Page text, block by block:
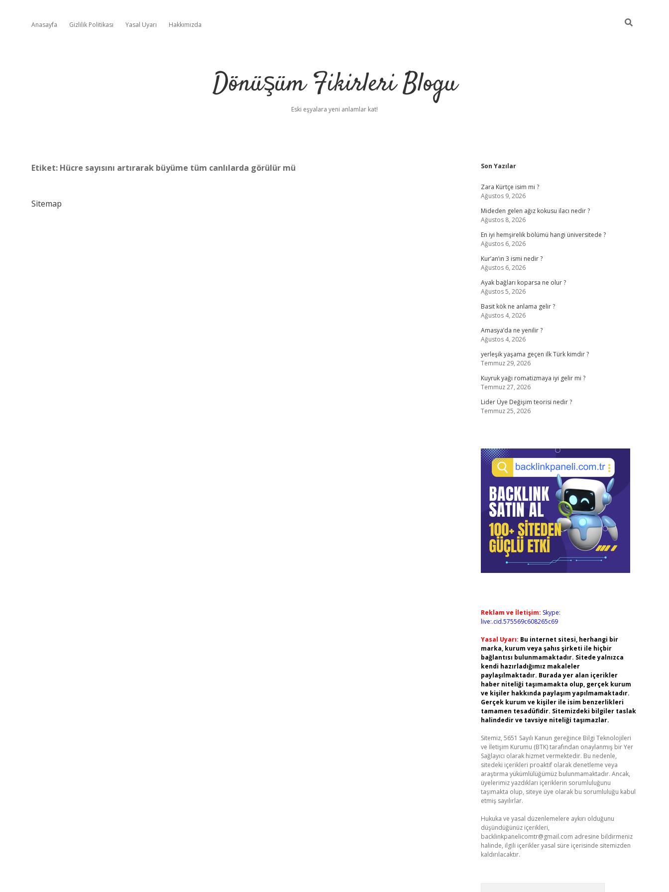
Anasayfa Gizlilik Politikası Yasal Uyarı Hakkımızda
Dönüşüm Fikirleri Blogu
Eski eşyalara yeni anlamlar kat!
Etiket: Hücre sayısını artırarak büyüme tüm canlılarda görülür mü
Sitemap
Sidebar
Son Yazılar
Zara Kürtçe isim mi ?
Ağustos 9, 2026
Mideden gelen ağız kokusu ilacı nedir ?
Ağustos 8, 2026
En iyi hemşirelik bölümü hangi üniversitede ?
Ağustos 6, 2026
Kur’an’ın 3 ismi nedir ?
Ağustos 6, 2026
Ayak bağları koparsa ne olur ?
Ağustos 5, 2026
Basit kök ne anlama gelir ?
Ağustos 4, 2026
Amasya’da ne yenilir ?
Ağustos 4, 2026
yerleşik yaşama geçen ilk Türk kimdir ?
Temmuz 29, 2026
Kuyruk yağı romatizmaya iyi gelir mi ?
Temmuz 27, 2026
Lider Üye Değişim teorisi nedir ?
Temmuz 25, 2026
Reklam ve İletişim: Skype:
live:.cid.575569c608265c69
Yasal Uyarı: Bu internet sitesi, herhangi bir
marka, kurum veya şahıs şirketi ile hiçbir
bağlantısı bulunmamaktadır. Sitede yalnızca
kendi hazırladığımız makaleler
paylaşılmaktadır. Burada yer alan içerikler
haber niteliği taşımamakta olup, gerçek kurum
ve kişiler hakkında paylaşım yapılmamaktadır.
Gerçek kurum ve kişiler ile isim benzerlikleri
tamamen tesadüfidir. Sitemizdeki bilgiler taslak
halindedir ve tavsiye niteliği taşımazlar.
Sitemiz, 5651 Sayılı Kanun gereğince Bilgi Teknolojileri
ve İletişim Kurumu (BTK) tarafından onaylanmış bir Yer
Sağlayıcı olarak hizmet vermektedir. Bu nedenle,
sitedeki içerikleri proaktif olarak denetleme veya
araştırma yükümlülüğümüz bulunmamaktadır. Ancak,
üyelerimiz yazdıkları içeriklerin sorumluluğunu
taşımakta olup, siteye üye olarak bu sorumluluğu kabul
etmiş sayılırlar.
Hukuka ve yasal düzenlemelere aykırı olduğunu
düşündüğünüz içerikleri,
backlinkpanelicomtr@gmail.com adresine bildirmeniz
halinde, ilgili içerikler yasal süre içerisinde sitemizden
kaldırılacaktır.
ilbet yeni girişbetexpergiris.casino